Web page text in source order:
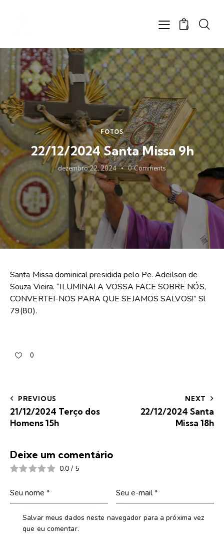
0
FOTOS
22/12/2024 Santa Missa 9h
dezembro 22, 2024 0 Comments
Santa Missa dominical presidida pelo Pe. Adeilson de
Souza Vieira. “ILUMINAI A VOSSA FACE SOBRE NÓS,
CONVERTEI-NOS PARA QUE SEJAMOS SALVOS!” Sl
79(80).
0
PREVIOUS
21/12/2024 Terço dos
Homens 15h
NEXT
22/12/2024 Santa
Missa 18h
Deixe um comentário
0.0 / 5
Salvar meus dados neste navegador para a próxima vez
que eu comentar.